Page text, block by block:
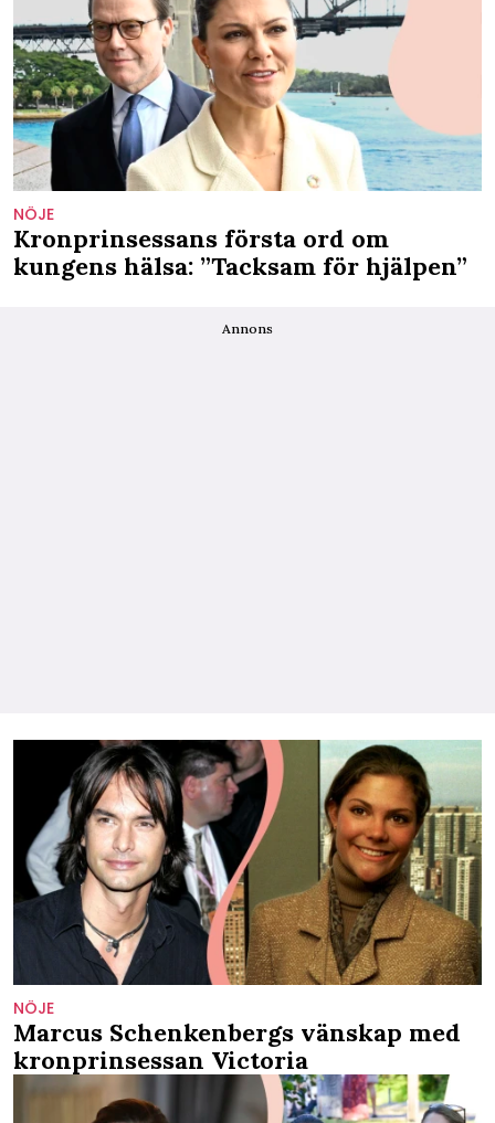
NÖJE
Kronprinsessans första ord om
kungens hälsa: ”Tacksam för hjälpen”
Annons
NÖJE
Marcus Schenkenbergs vänskap med
kronprinsessan Victoria